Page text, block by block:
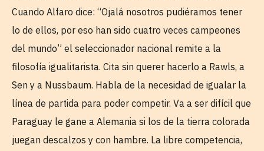
Cuando Alfaro dice: “Ojalá nosotros pudiéramos tener
lo de ellos, por eso han sido cuatro veces campeones
del mundo” el seleccionador nacional remite a la
filosofía igualitarista. Cita sin querer hacerlo a Rawls, a
Sen y a Nussbaum. Habla de la necesidad de igualar la
línea de partida para poder competir. Va a ser difícil que
Paraguay le gane a Alemania si los de la tierra colorada
juegan descalzos y con hambre. La libre competencia,